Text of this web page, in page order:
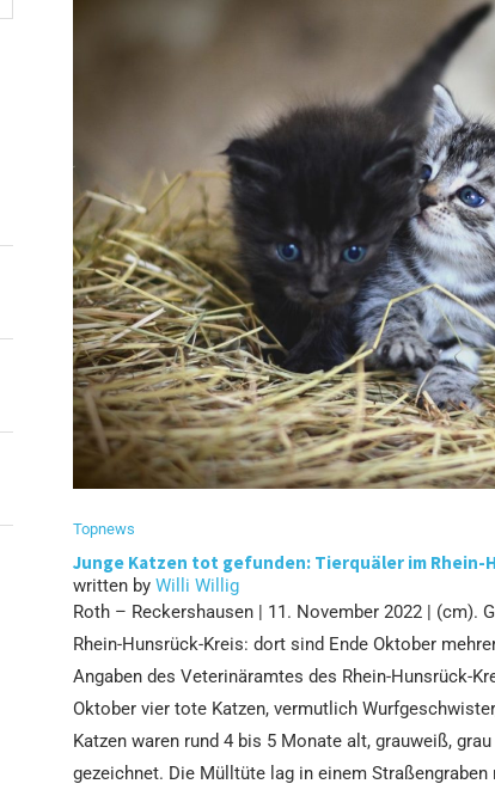
Topnews
Junge Katzen tot gefunden: Tierquäler im Rhein-
written by Willi Willig
Roth – Reckershausen | 11. November 2022 | (cm).
Rhein-Hunsrück-Kreis: dort sind Ende Oktober
Angaben des Veterinäramtes des Rhein-Hunsrück-
Oktober vier tote Katzen, vermutlich
Katzen waren rund 4 bis 5 Monate alt, grauweiß,
gezeichnet. Die Mülltüte lag in einem